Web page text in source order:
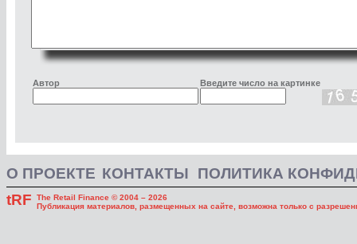
Автор Введите число на картинке
О ПРОЕКТЕ КОНТАКТЫ ПОЛИТИКА
The Retail Finance © 2004 – 2026
Публикация материалов, размещенных на сайте, возможна только с
tRF